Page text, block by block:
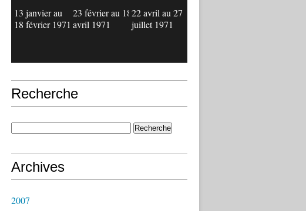
13 janvier au
18 février 1971
23 février au 18
avril 1971
22 avril au 27
juillet 1971
Recherche
Archives
2007